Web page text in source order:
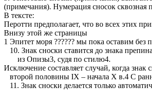
(примечания). Нумерация сносок сквозная
В тексте:
Перотти предполагает, что во всех этих
Внизу этой же страницы
1 Эпитет моря ?????? мы пока оставим без
10. Знак сноски ставится до знака
из Опизы3, судя по стилю4.
Исключение составляет случай, когда знак
второй половины IX – начала X в.4 С
11. Знак сноски делается только